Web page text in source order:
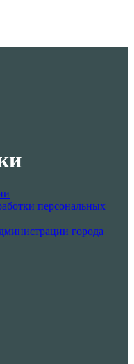
персональных
города